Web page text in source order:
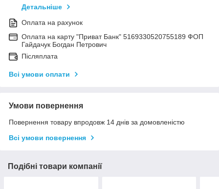
Детальніше
Оплата на рахунок
Оплата на карту "Приват Банк" 5169330520755189 ФОП
Гайдачук Богдан Петрович
Післяплата
Всі умови оплати
Умови повернення
Повернення товару впродовж 14 днів за домовленістю
Всі умови повернення
Подібні товари компанії